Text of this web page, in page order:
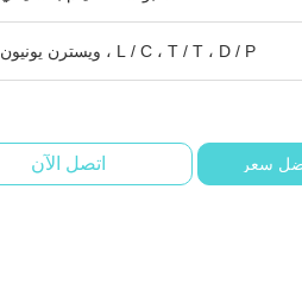
L / C ، T / T ، D / P ، ويسترن يونيون
سعر اتصل الآن